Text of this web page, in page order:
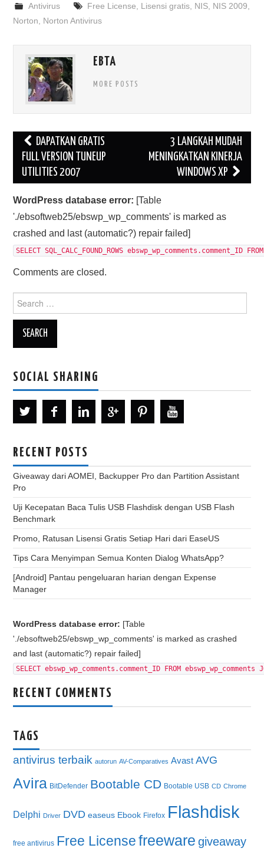
Antivirus Free License Lisensi gratis, NIS, NIS 2009
Norton
Norton Antivirus
EBTA
MORE POSTS
Post
navigation
DAPATKAN GRATIS
FULL VERSION TUNEUP
UTILITIES 2007
3 LANGKAH MUDAH
MENINGKATKAN KINERJA
WINDOWS XP
WordPress database error: [Table
'./ebsoftweb25/ebswp_wp_comments' is marked as
crashed and last (automatic?) repair failed]
SELECT SQL_CALC_FOUND_ROWS
Comments are closed.
for:
SOCIAL SHARING
RECENT POSTS
Giveaway dari AOMEI, Backupper Pro dan Partition Assistant
Pro
Uji Kecepatan Baca Tulis USB Flashdisk dengan USB Flash
Benchmark
Promo, Ratusan Lisensi Gratis Setiap Hari dari EaseUS
Tips Cara Menyimpan Semua Konten Dialog WhatsApp?
[Android] Pantau pengeluaran harian dengan Expense
Manager
WordPress database error: [Table
'./ebsoftweb25/ebswp_wp_comments' is marked as crashed
and last (automatic?) repair failed]
SELECT ebswp_wp_comments.comment_ID FROM
RECENT COMMENTS
TAGS
antivirus terbaik autorun AV-Comparatives Avast AVG
Avira BitDefender Bootable CD Bootable USB CD Chrome
Delphi Driver DVD easeus Ebook Firefox Flashdisk
free antivirus Free License freeware giveaway